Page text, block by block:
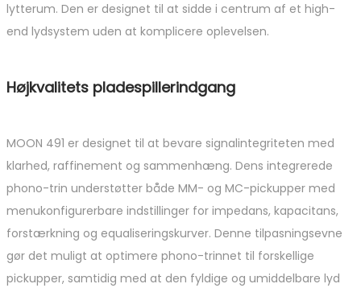
lytterum. Den er designet til at sidde i centrum af et high-
end lydsystem uden at komplicere oplevelsen.
Højkvalitets pladespillerindgang
MOON 491 er designet til at bevare signalintegriteten med
klarhed, raffinement og sammenhæng. Dens integrerede
phono-trin understøtter både MM- og MC-pickupper med
menukonfigurerbare indstillinger for impedans, kapacitans,
forstærkning og equaliseringskurver. Denne tilpasningsevne
gør det muligt at optimere phono-trinnet til forskellige
pickupper, samtidig med at den fyldige og umiddelbare lyd